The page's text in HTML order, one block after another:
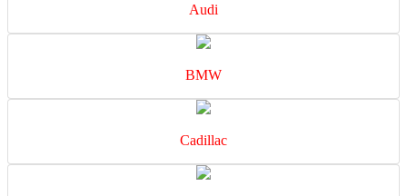
Audi
BMW
Cadillac